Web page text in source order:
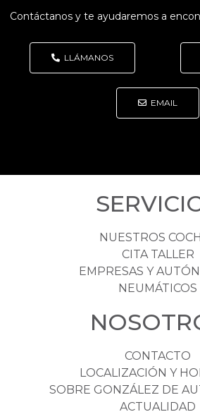
Contáctanos y te ayudaremos a
LLÁMANOS
EMAIL
NUESTROS
CITA TALLER
EMPRESAS Y
NEUMÁTICOS
CONTACTO
LOCALIZACIÓN Y
SOBRE GONZÁLEZ DE
ACTUALIDAD